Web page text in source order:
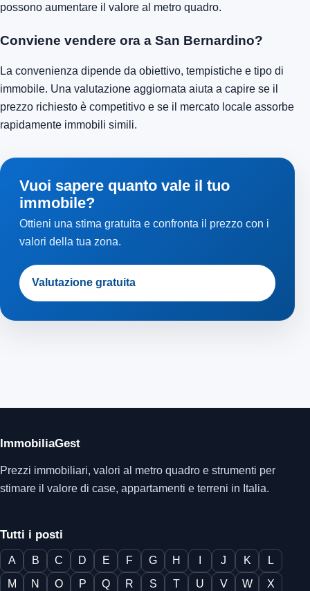
possono aumentare il valore al metro quadro.
Conviene vendere ora a San Bernardino?
La convenienza dipende da obiettivo, tempistiche e tipo di
immobile. Una valutazione aggiornata aiuta a capire se il
prezzo richiesto è competitivo e se il mercato locale assorbe
rapidamente immobili simili.
Vuoi sapere quanto vale il tuo
immobile?
Ottieni una stima gratuita e confronta il prezzo con i
valori della tua zona.
Valutazione gratuita
ImmobiliaGest
Prezzi immobiliari, valori al metro quadro e strumenti per
stimare il valore di case, appartamenti e terreni in Italia.
Tutti i posti
A B C D E F G H J K
L
M
N O P Q R S T U V W X